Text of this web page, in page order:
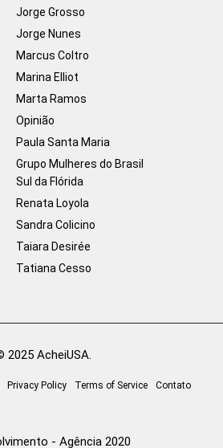
Jorge Grosso
Jorge Nunes
Marcus Coltro
Marina Elliot
Marta Ramos
Opinião
Paula Santa Maria
Grupo Mulheres do Brasil
Sul da Flórida
Renata Loyola
Sandra Colicino
Taiara Desirée
Tatiana Cesso
2025 AcheiUSA.
Privacy Policy Terms of Service Contato
- Agência 2020